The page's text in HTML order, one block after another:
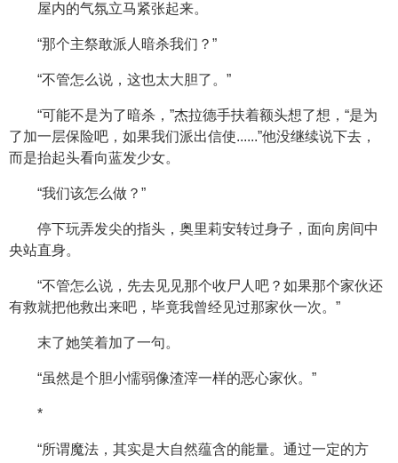
屋内的气氛立马紧张起来。
“那个主祭敢派人暗杀我们？”
“不管怎么说，这也太大胆了。”
“可能不是为了暗杀，”杰拉德手扶着额头想了想，“是为
了加一层保险吧，如果我们派出信使......”他没继续说下去，
而是抬起头看向蓝发少女。
“我们该怎么做？”
停下玩弄发尖的指头，奥里莉安转过身子，面向房间中
央站直身。
“不管怎么说，先去见见那个收尸人吧？如果那个家伙还
有救就把他救出来吧，毕竟我曾经见过那家伙一次。”
末了她笑着加了一句。
“虽然是个胆小懦弱像渣滓一样的恶心家伙。”
*
“所谓魔法，其实是大自然蕴含的能量。通过一定的方